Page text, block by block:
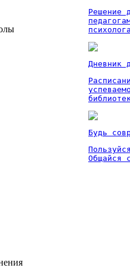
Решение
Дневник
Будь
Общайся